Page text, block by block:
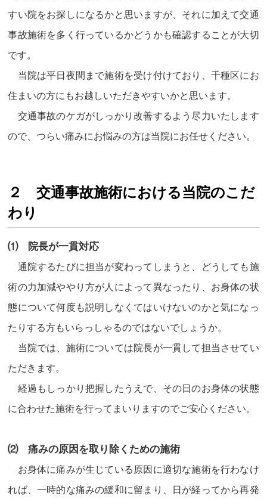
すい院をお探しになるかと思いますが、それに加えて交通
事故施術を多く行っているかどうかも確認することが大切
です。
当院は平日夜間まで施術を受け付けており、千種区にお
住まいの方にもお越しいただきやすいかと思います。
交通事故のケガがしっかり改善するよう尽力いたします
ので、つらい痛みにお悩みの方は当院にお任せください。
２ 交通事故施術における当院のこだ
わり
⑴ 院長が一貫対応
通院するたびに担当が変わってしまうと、どうしても施
術の力加減ややり方が人によって異なったり、お身体の状
態について何度も説明しなくてはいけないのかと気になっ
たりする方もいらっしゃるのではないでしょうか。
当院では、施術については院長が一貫して担当させてい
ただきます。
経過もしっかり把握したうえで、その日のお身体の状態
に合わせた施術を行ってまいりますのでご安心ください。
⑵ 痛みの原因を取り除くための施術
お身体に痛みが生じている原因に適切な施術を行わなけ
れば、一時的な痛みの緩和に留まり、日が経ってから再発